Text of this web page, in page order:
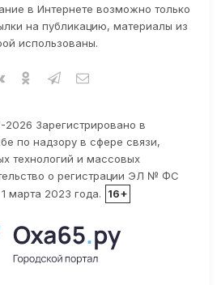
в Интернете возможно только
на публикацию, материалы из
использованы.
Зарегистрировано в
по надзору в сфере связи,
технологий и массовых
о регистрации ЭЛ № ФС
марта 2023 года.
16+